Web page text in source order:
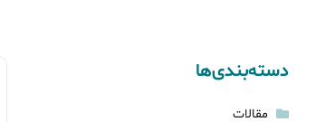
دسته‌بندی‌ها
مقالات